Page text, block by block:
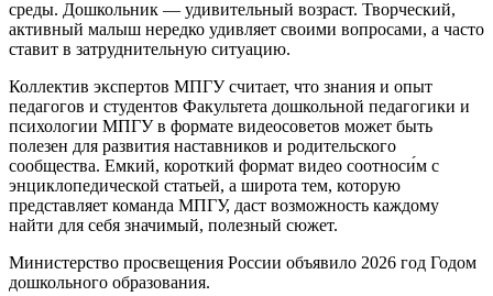
среды. Дошкольник — удивительный возраст. Творческий,
активный малыш нередко удивляет своими вопросами, а часто
ставит в затруднительную ситуацию.
Коллектив экспертов МПГУ считает, что знания и опыт
педагогов и студентов Факультета дошкольной педагогики и
психологии МПГУ в формате видеосоветов может быть
полезен для развития наставников и родительского
сообщества. Емкий, короткий формат видео соотноси́м с
энциклопедической статьей, а широта тем, которую
представляет команда МПГУ, даст возможность каждому
найти для себя значимый, полезный сюжет.
Министерство просвещения России объявило 2026 год Годом
дошкольного образования.